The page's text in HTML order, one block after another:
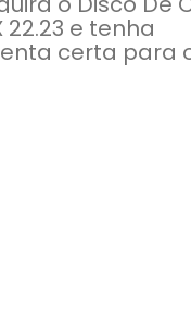
22.23 e tenha
certa para